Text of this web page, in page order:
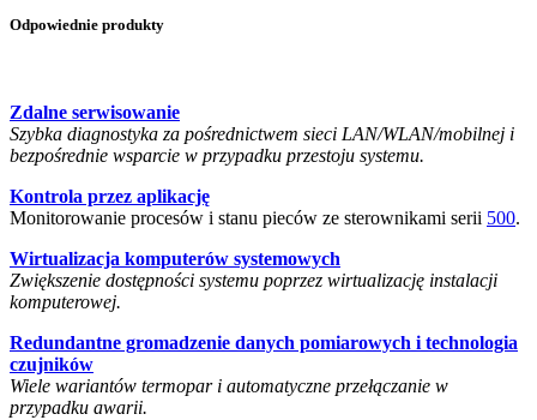
Odpowiednie produkty
Zdalne serwisowanie
Szybka diagnostyka za pośrednictwem sieci LAN/WLAN/mobilnej i
bezpośrednie wsparcie w przypadku przestoju systemu.
Kontrola przez aplikację
Monitorowanie procesów i stanu pieców ze sterownikami serii 500.
Wirtualizacja komputerów systemowych
Zwiększenie dostępności systemu poprzez wirtualizację instalacji
komputerowej.
Redundantne gromadzenie danych pomiarowych i technologia
czujników
Wiele wariantów termopar i automatyczne przełączanie w
przypadku awarii.